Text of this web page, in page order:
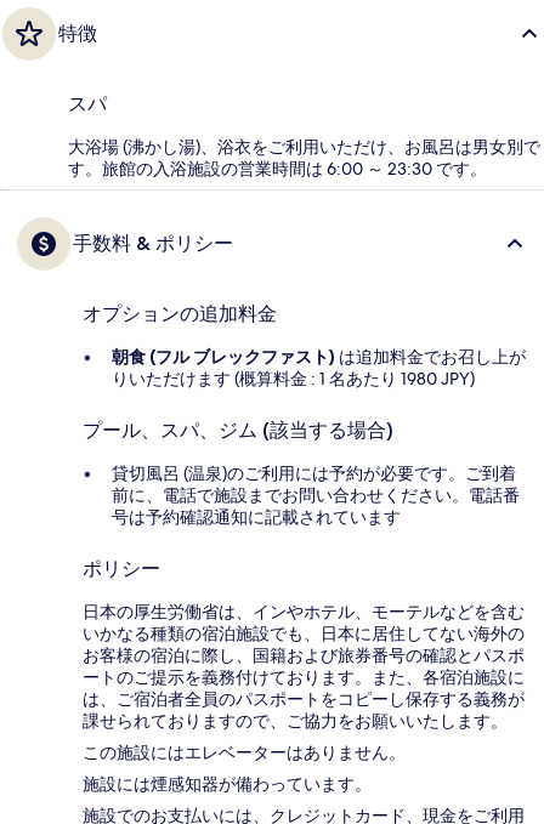
特徴
スパ
大浴場 (沸かし湯)、浴衣をご利用いただけ、お風呂は男女別で
す。旅館の入浴施設の営業時間は 6:00 ～ 23:30 です。
手数料 & ポリシー
オプションの追加料金
朝食 (フル ブレックファスト) は追加料金でお召し上が
りいただけます (概算料金 : 1 名あたり 1980 JPY)
プール、スパ、ジム (該当する場合)
貸切風呂 (温泉)のご利用には予約が必要です。ご到着
前に、電話で施設までお問い合わせください。電話番
号は予約確認通知に記載されています
ポリシー
日本の厚生労働省は、インやホテル、モーテルなどを含む
いかなる種類の宿泊施設でも、日本に​居住してない海外の
お客様の宿泊に際し、国籍および旅券番号の確認とパスポ
ートのご提示を義務付け​ております。また、各宿泊施設に
は、ご宿泊者全員のパスポートをコピーし保存する義務が
課せられておりますの​で、ご協力をお願いいたします。
この施設にはエレベーターはありません。
施設には煙感知器が備わっています。
施設でのお支払いには、クレジットカード、現金をご利用